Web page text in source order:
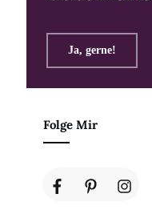
Ja, gerne!
Folge Mir